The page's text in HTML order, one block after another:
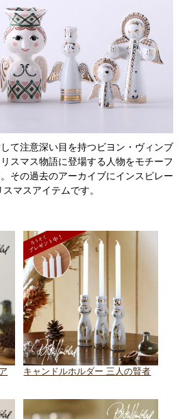
て注意深い目を持つビヨン・ヴィンブ
スマス物語に登場する人物をモチーフ
その過去のアーカイブにインスピレー
マスアイテムです。
キャンドルホルダー 三人の賢者